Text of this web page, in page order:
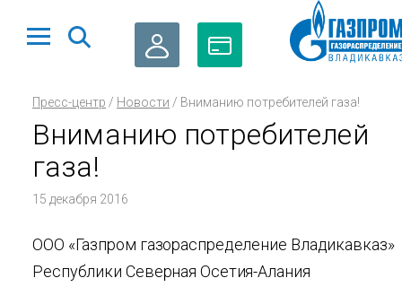
Пресс-центр / Новости / Вниманию потребителей газа!
Вниманию потребителей
газа!
15 декабря 2016
ООО «Газпром газораспределение Владикавказ»
Республики Северная Осетия-Алания